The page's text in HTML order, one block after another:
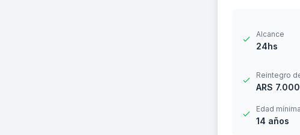
Alcance
24hs
Reintegro
ARS
Edad mínima
14 años